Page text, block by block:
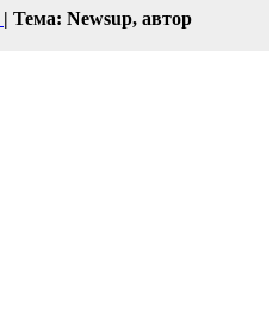
| Тема: Newsup, автор